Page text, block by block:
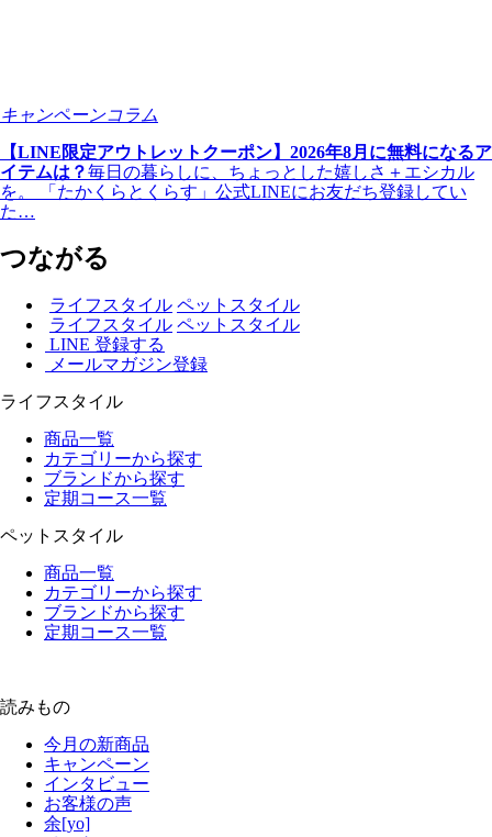
キャンペーンコラム
【LINE限定アウトレットクーポン】2026年8月に無料になるア
イテムは？毎日の暮らしに、ちょっとした嬉しさ＋エシカル
を。 「たかくらとくらす」公式LINEにお友だち登録してい
た…
つながる
ライフスタイル ペットスタイル
ライフスタイル ペットスタイル
LINE 登録する
メールマガジン登録
ライフスタイル
商品一覧
カテゴリーから探す
ブランドから探す
定期コース一覧
ペットスタイル
商品一覧
カテゴリーから探す
ブランドから探す
定期コース一覧
読みもの
今月の新商品
キャンペーン
インタビュー
お客様の声
余[yo]